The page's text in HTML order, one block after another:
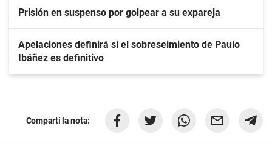
Prisión en suspenso por golpear a su expareja
Apelaciones definirá si el sobreseimiento de Paulo
Ibáñez es definitivo
Compartí la nota: